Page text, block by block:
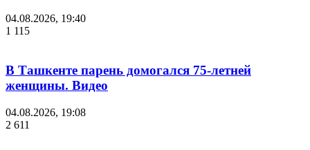
04.08.2026, 19:40
1 115
В Ташкенте парень домогался 75-летней
женщины. Видео
04.08.2026, 19:08
2 611